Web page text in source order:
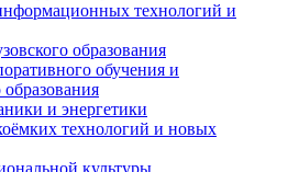
технологий и
образования
обучения и
и энергетики
технологий и новых
культуры